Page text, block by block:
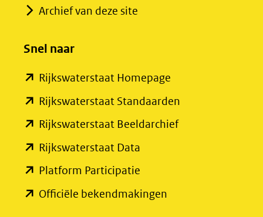
in
venster)
naar
een
andere
Archief van deze site
Snel naar
Rijkswaterstaat Homepage
in
Rijkswaterstaat Standaarden
Rijkswaterstaat Beeldarchief(opent
Rijkswaterstaat Data
venster)
Platform Participatie
in
Officiële bekendmakingen